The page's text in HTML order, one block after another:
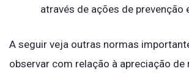
através de ações de prevenção
A seguir veja outras normas
observar com relação à apreciação de